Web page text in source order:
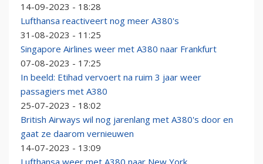
14-09-2023 - 18:28
Lufthansa reactiveert nog meer A380's
31-08-2023 - 11:25
Singapore Airlines weer met A380 naar Frankfurt
07-08-2023 - 17:25
In beeld: Etihad vervoert na ruim 3 jaar weer
passagiers met A380
25-07-2023 - 18:02
British Airways wil nog jarenlang met A380's door en
gaat ze daarom vernieuwen
14-07-2023 - 13:09